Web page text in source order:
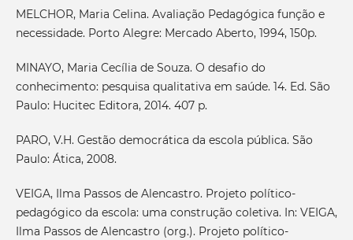
MELCHOR, Maria Celina. Avaliação Pedagógica função e
necessidade. Porto Alegre: Mercado Aberto, 1994, 150p.
MINAYO, Maria Cecília de Souza. O desafio do
conhecimento: pesquisa qualitativa em saúde. 14. Ed. São
Paulo: Hucitec Editora, 2014. 407 p.
PARO, V.H. Gestão democrática da escola pública. São
Paulo: Ática, 2008.
VEIGA, Ilma Passos de Alencastro. Projeto político-
pedagógico da escola: uma construção coletiva. In: VEIGA,
Ilma Passos de Alencastro (org.). Projeto político-